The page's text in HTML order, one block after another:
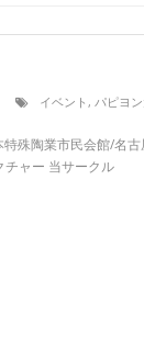
イベント , パピヨ
殊陶業市民会館/名
ャー 当サークル